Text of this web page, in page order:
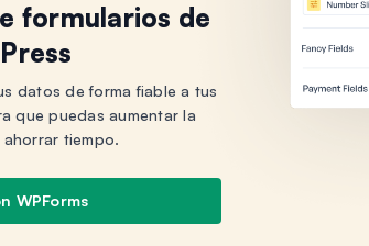
formularios de
datos de forma fiable a tus
que puedas aumentar la
tiempo.
WPForms